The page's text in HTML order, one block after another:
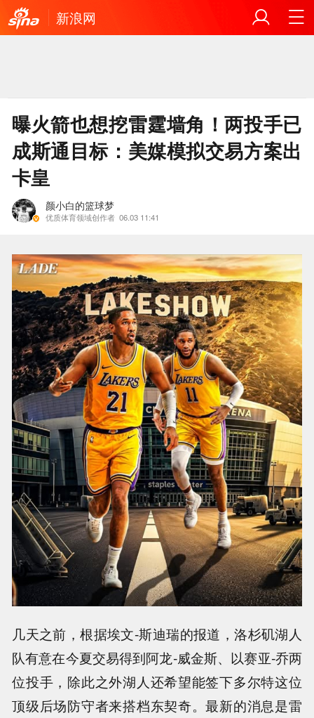
新浪网
曝火箭也想挖雷霆墙角！两投手已
成斯通目标：美媒模拟交易方案出
卡皇
颜小白的篮球梦
优质体育领域创作者 06.03 11:41
几天之前，根据埃文-斯迪瑞的报道，洛杉矶湖人
队有意在今夏交易得到阿龙-威金斯、以赛亚-乔两
位投手，除此之外湖人还希望能签下多尔特这位
顶级后场防守者来搭档东契奇。最新的消息是雷